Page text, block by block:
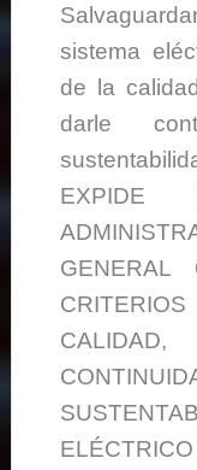
sistema
de la
darle
EXPIDE
GENERAL